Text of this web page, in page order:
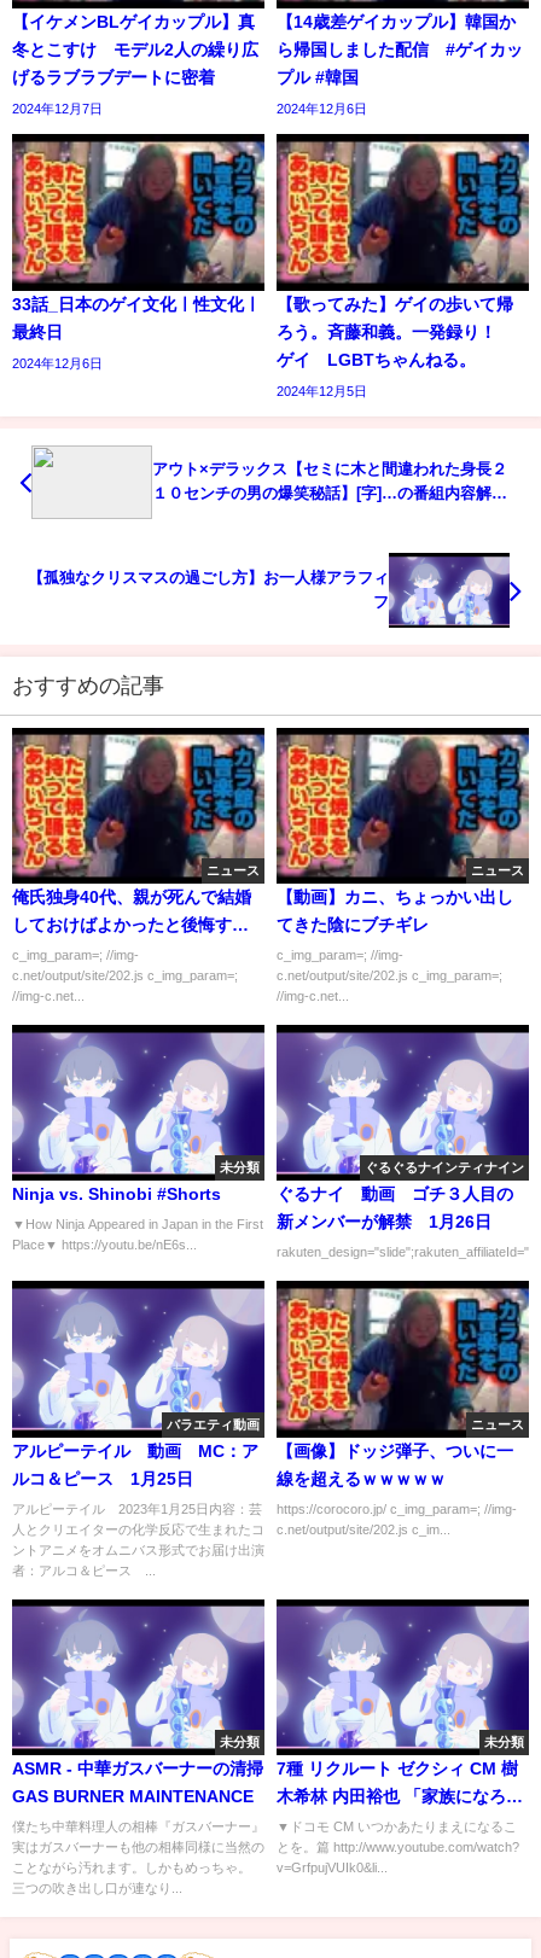
【イケメンBLゲイカップル】真
冬とこすけ モデル2人の繰り広
げるラブラブデートに密着
2024年12月7日
【14歳差ゲイカップル】韓国か
ら帰国しました配信 #ゲイカッ
プル #韓国
2024年12月6日
33話_日本のゲイ文化ㅣ性文化ㅣ
最終日
2024年12月6日
【歌ってみた】ゲイの歩いて帰
ろう。斉藤和義。一発録り！
ゲイ LGBTちゃんねる。
2024年12月5日
アウト×デラックス【セミに木と間違われた身長２
１０センチの男の爆笑秘話】[字]…の番組内容解析
【孤独なクリスマスの過ごし方】お一人様アラフィ
フ
おすすめの記事
ニュース
俺氏独身40代、親が死んで結婚
しておけばよかったと後悔す
る・・・
c_img_param=; //img-
c.net/output/site/202.js c_img_param=;
//img-c.net...
ニュース
【動画】カニ、ちょっかい出し
てきた陰にブチギレ
c_img_param=; //img-
c.net/output/site/202.js c_img_param=;
//img-c.net...
未分類
Ninja vs. Shinobi #Shorts
▼How Ninja Appeared in Japan in the First
Place▼ https://youtu.be/nE6s...
ぐるぐるナインティナイン
ぐるナイ 動画 ゴチ３人目の
新メンバーが解禁 1月26日
バラエティ動画
アルピーテイル 動画 MC：ア
ルコ＆ピース 1月25日
アルピーテイル 2023年1月25日内容：芸
人とクリエイターの化学反応で生まれたコ
ントアニメをオムニバス形式でお届け出演
者：アルコ＆ピース ...
ニュース
【画像】ドッジ弾子、ついに一
線を超えるｗｗｗｗｗ
https://corocoro.jp/ c_img_param=; //img-
c.net/output/site/202.js c_im...
未分類
ASMR - 中華ガスバーナーの清掃
GAS BURNER MAINTENANCE
僕たち中華料理人の相棒『ガスバーナー』
実はガスバーナーも他の相棒同様に当然の
ことながら汚れます。しかもめっちゃ。
三つの吹き出し口が連なり...
未分類
7種 リクルート ゼクシィ CM 樹
木希林 内田裕也 「家族になろう
よ」
▼ドコモ CM いつかあたりまえになるこ
とを。篇 http://www.youtube.com/watch?
v=GrfpujVUIk0&li...